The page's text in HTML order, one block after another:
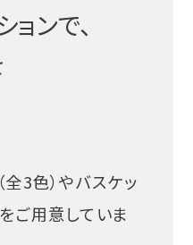
ンで、
全3色）やバスケッ
ご用意していま